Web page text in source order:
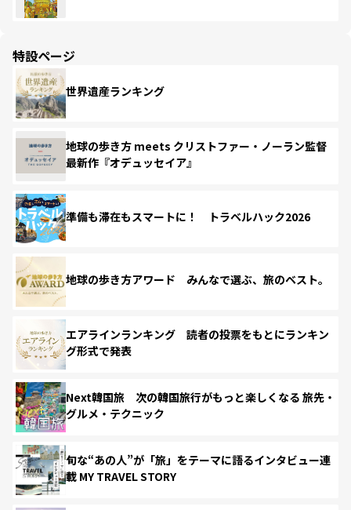
特設ページ
世界遺産ランキング
地球の歩き方 meets クリストファー・ノーラン監督
最新作『オデュッセイア』
準備も滞在もスマートに！ トラベルハック2026
地球の歩き方アワード みんなで選ぶ、旅のベスト。
エアラインランキング 読者の投票をもとにランキン
グ形式で発表
Next韓国旅 次の韓国旅行がもっと楽しくなる 旅先・
グルメ・テクニック
旬な“あの人”が「旅」をテーマに語るインタビュー連
載 MY TRAVEL STORY